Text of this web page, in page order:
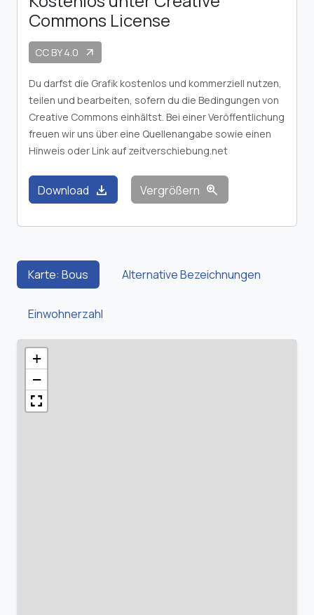
Commons License
CC BY 4.0 arrow_outward
Du darfst die Grafik kostenlos und kommerziell nutzen,
teilen und bearbeiten, sofern du die Bedingungen von
Creative Commons einhältst. Bei einer Veröffentlichung
freuen wir uns über eine Quellenangabe sowie einen
Hinweis oder Link auf zeitverschiebung.net
Download download Vergrößern zoom_in
Karte: Bous Alternative Bezeichnungen
Einwohnerzahl
+
−